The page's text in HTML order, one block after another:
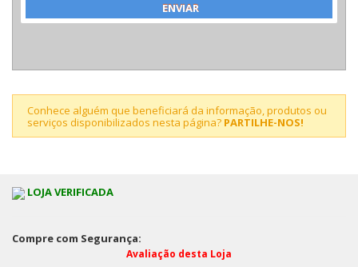
Conhece alguém que beneficiará da informação, produtos ou
serviços disponibilizados nesta página? PARTILHE-NOS!
LOJA VERIFICADA
Compre com Segurança:
Avaliação desta Loja